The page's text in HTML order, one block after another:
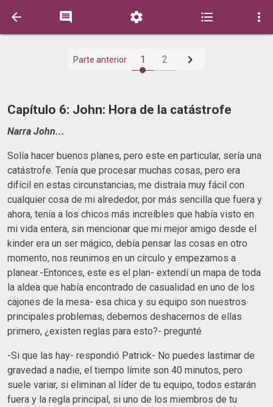
    
Parte anterior 1 2 
Capítulo 6: John: Hora de la catástrofe
Narra John...
Solía hacer buenos planes, pero este en particular, sería una
catástrofe. Tenía que procesar muchas cosas, pero era
difícil en estas circunstancias, me distraía muy fácil con
cualquier cosa de mi alrededor, por más sencilla que fuera y
ahora, tenía a los chicos más increíbles que había visto en
mi vida entera, sin mencionar que mi mejor amigo desde el
kinder era un ser mágico, debía pensar las cosas en otro
momento, nos reunimos en un círculo y empezamos a
planear.-Entonces, este es el plan- extendí un mapa de toda
la aldea que había encontrado de casualidad en uno de los
cajones de la mesa- esa chica y su equipo son nuestros
principales problemas, debemos deshacernos de ellas
primero, ¿existen reglas para esto?- pregunté
-Si que las hay- respondió Patrick- No puedes lastimar de
gravedad a nadie, el tiempo límite son 40 minutos, pero
suele variar, si eliminan al líder de tu equipo, todos estarán
fuera y la regla principal, si uno de los miembros de tu